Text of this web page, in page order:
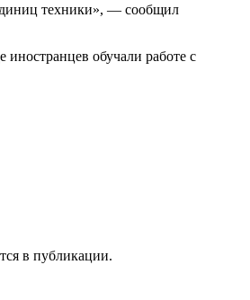
техники», — сообщил
обучали работе с
в публикации.